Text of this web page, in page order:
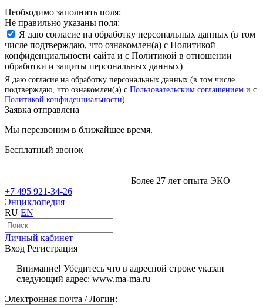
Необходимо заполнить поля:
Не правильно указаны поля:
Я даю согласие на обработку персональных данных (в том
числе подтверждаю, что ознакомлен(а) с Политикой
конфиденциальности сайта и с Политикой в отношении
обработки и защиты персональных данных)
Я даю согласие на обработку персональных данных (в том числе
подтверждаю, что ознакомлен(а) с Пользовательским соглашением и с
Политикой конфиденциальности)
Заявка отправлена
Мы перезвоним в ближайшее время.
Бесплатный звонок
Более 27 лет опыта ЭКО
+7 495 921-34-26
Энциклопедия
RU EN
Личный кабинет
Вход Регистрация
Внимание! Убедитесь что в адресной строке указан
следующий адрес: www.ma-ma.ru
Электронная почта / Логин: